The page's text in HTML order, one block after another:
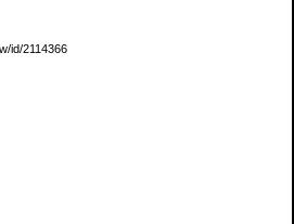
id/2114366